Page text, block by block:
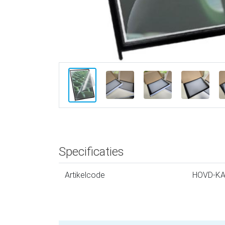
Specificaties
Artikelcode HOVD-